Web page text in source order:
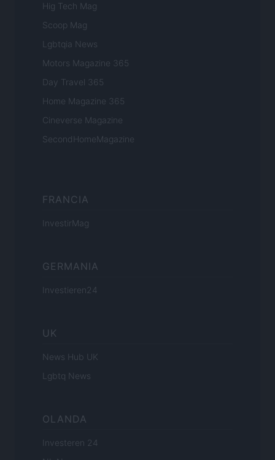
Hig Tech Mag
Scoop Mag
Lgbtqia News
Motors Magazine 365
Day Travel 365
Home Magazine 365
Cineverse Magazine
SecondHomeMagazine
FRANCIA
InvestirMag
GERMANIA
Investieren24
UK
News Hub UK
Lgbtq News
OLANDA
Investeren 24